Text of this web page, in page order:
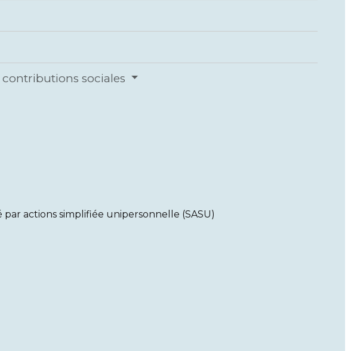
sociales
actions simplifiée unipersonnelle (SASU)